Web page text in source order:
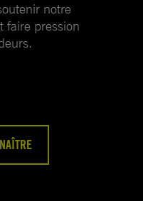
notre
faire pression